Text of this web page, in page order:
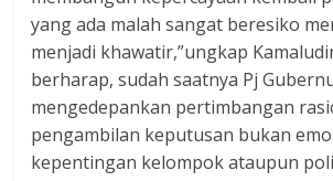
yang ada malah sangat beresiko
menjadi khawatir,”ungkap
berharap, sudah saatnya Pj
mengedepankan pertimbangan
pengambilan keputusan bukan
kepentingan kelompok ataupun